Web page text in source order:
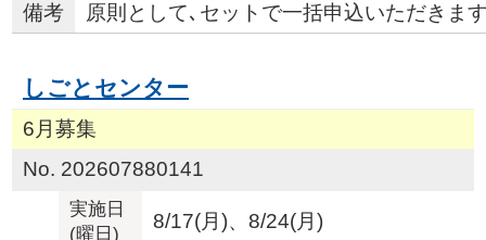
備考
原則として､セットで一括申込いただきま
しごとセンター
6月募集
No. 202607880141
実施日
(曜日)
8/17(月)、8/24(月)